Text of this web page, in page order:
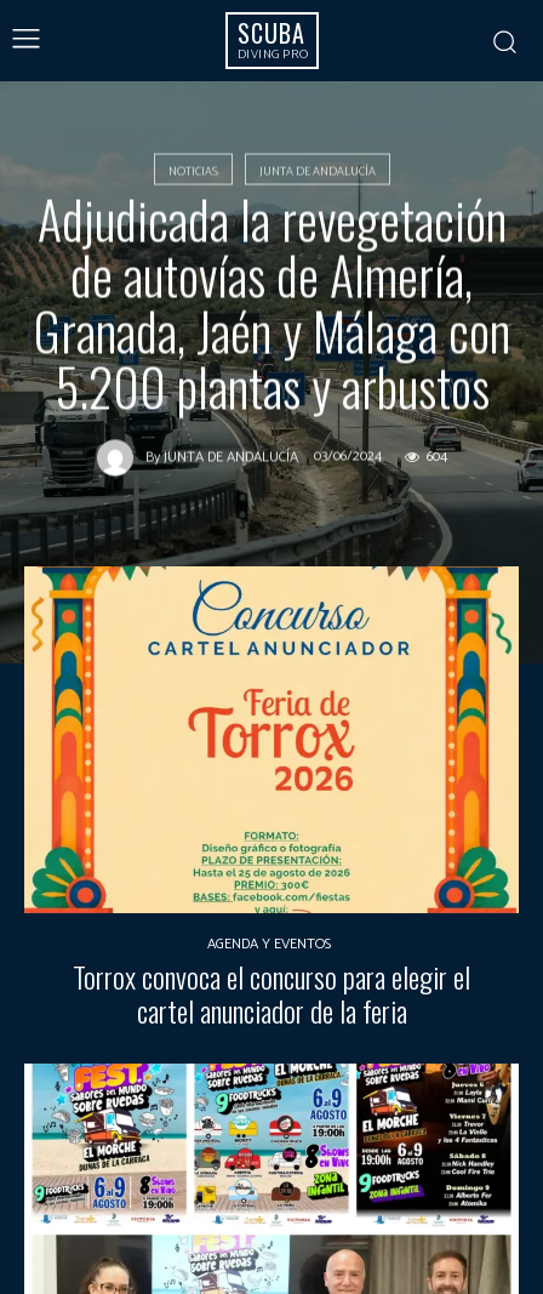
SCUBA
DIVING PRO
NOTICIAS JUNTA DE ANDALUCÍA
Adjudicada la revegetación
de autovías de Almería,
Granada, Jaén y Málaga con
5.200 plantas y arbustos
ByJUNTA DE ANDALUCÍA 03/06/2024 604
AGENDA Y EVENTOS
Torrox convoca el concurso para elegir el
cartel anunciador de la feria